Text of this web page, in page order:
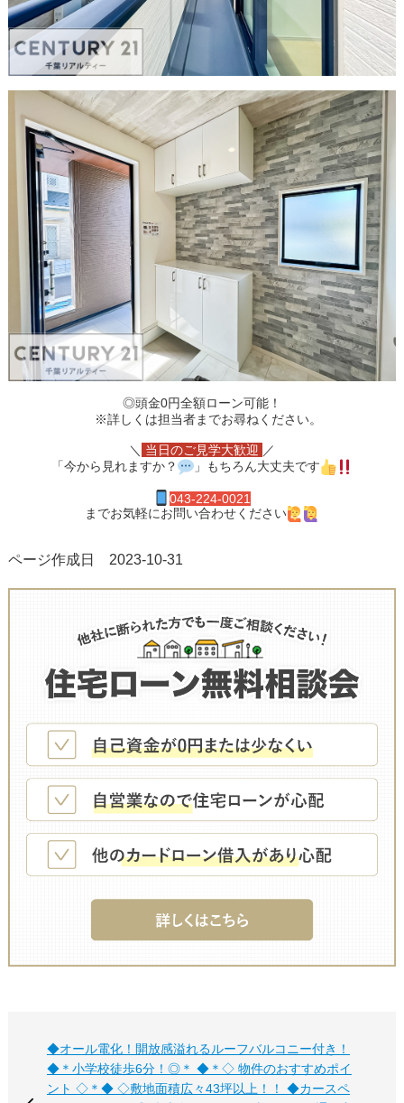
◎頭金0円全額ローン可能！
※詳しくは担当者までお尋ねください。
＼ 当日のご見学大歓迎 ／
「今から見れますか？
」もちろん大丈夫です
043-224-0021
までお気軽にお問い合わせください
ページ作成日 2023-10-31
◆オール電化！開放感溢れるルーフバルコニー付き！
◆＊小学校徒歩6分！◎＊ ◆＊◇ 物件のおすすめポイ
ント ◇＊◆ ◇敷地面積広々43坪以上！！ ◆カースペ